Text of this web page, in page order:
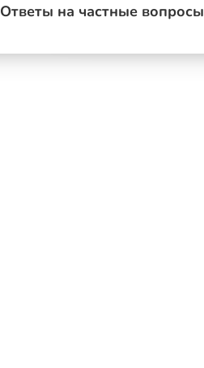
Ответы на частные вопросы